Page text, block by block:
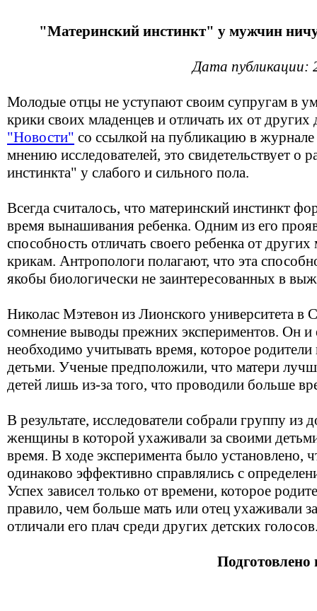
"Материнский инстинкт" у мужчин
Дата публикации:
Молодые отцы не уступают своим супругам в
крики своих младенцев и отличать их от других
"Новости" со ссылкой на публикацию в
мнению исследователей, это свидетельствует о
инстинкта" у слабого и сильного пола.
Всегда считалось, что материнский инстинкт
время вынашивания ребенка. Одним из его
способность отличать своего ребенка от
крикам. Антропологи полагают, что эта
якобы биологически не заинтересованных в
Николас Мэтевон из Лионского университета в
сомнение выводы прежних экспериментов. Он и
необходимо учитывать время, которое
детьми. Ученые предположили, что матери
детей лишь из-за того, что проводили больше
В результате, исследователи собрали группу
женщины в которой ухаживали за своими
время. В ходе эксперимента было
одинаково эффективно справлялись с
Успех зависел только от времени, которое
правило, чем больше мать или отец ухаживали
отличали его плач среди других детских